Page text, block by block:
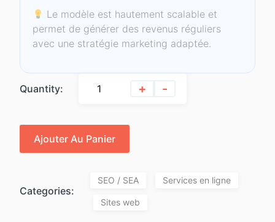
Le modèle est hautement scalable et
permet de générer des revenus réguliers
avec une stratégie marketing adaptée.
Quantity: + -
Ajouter Au Panier
Categories:
SEO / SEA Services en ligne
Sites web